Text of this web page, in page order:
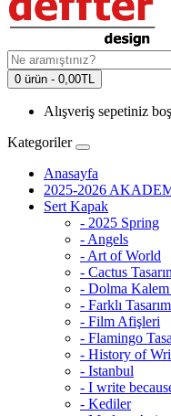
0 ürün - 0,00TL
Alışveriş sepetiniz
Kategoriler
Anasayfa
2025-2026
Sert Kapak
- 2025 Spring
- Angels
- Art of World
- Cactus
- Dolma
- Farklı
- Film Afişleri
- Flamingo
- History of
- Istanbul
- I write
- Kediler